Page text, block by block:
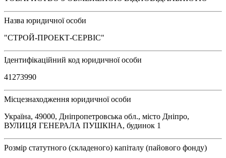
Назва юридичної особи
"СТРОЙ-ПРОЕКТ-СЕРВІС"
Ідентифікаційний код юридичної особи
41273990
Місцезнаходження юридичної особи
Україна, 49000, Дніпропетровська обл., місто Дніпро,
ВУЛИЦЯ ГЕНЕРАЛА ПУШКІНА, будинок 1
Розмір статутного (складеного) капіталу (пайового фонду)